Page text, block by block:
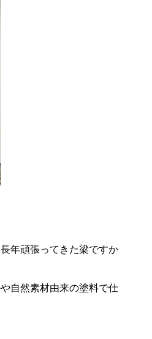
年頑張ってきた梁ですか
自然素材由来の塗料で仕